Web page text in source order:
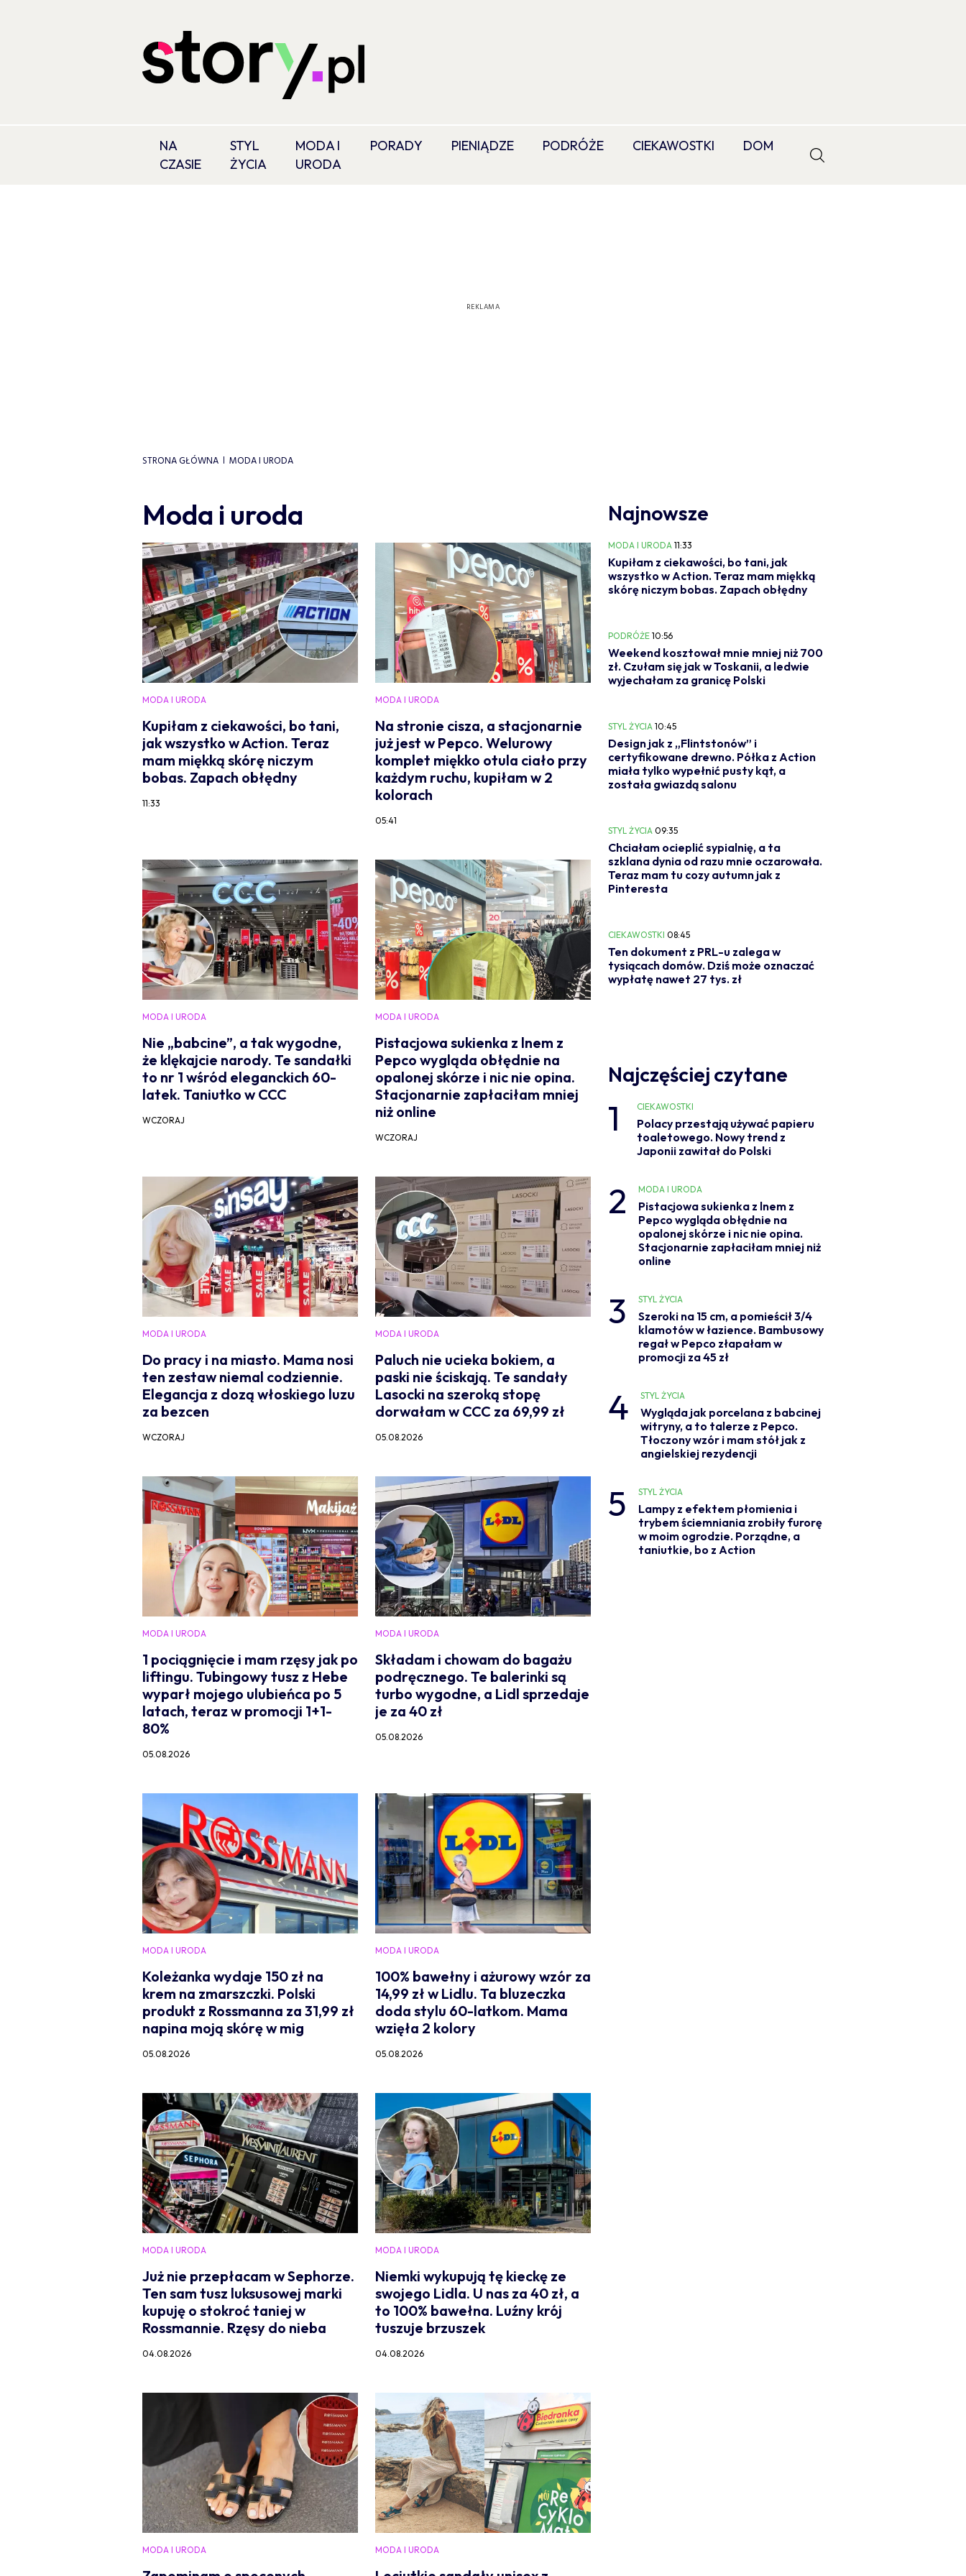
NA
CZASIE
STYL
ŻYCIA
MODA I
URODA
PORADY PIENIĄDZE PODRÓŻE CIEKAWOSTKI DOM
STRONA GŁÓWNA MODA I URODA
Moda i uroda
MODA I URODA
Kupiłam z ciekawości, bo tani,
jak wszystko w Action. Teraz
mam miękką skórę niczym
bobas. Zapach obłędny
11:33
MODA I URODA
Na stronie cisza, a stacjonarnie
już jest w Pepco. Welurowy
komplet miękko otula ciało przy
każdym ruchu, kupiłam w 2
kolorach
05:41
MODA I URODA
Nie „babcine”, a tak wygodne,
że klękajcie narody. Te sandałki
to nr 1 wśród eleganckich 60-
latek. Taniutko w CCC
WCZORAJ
MODA I URODA
Pistacjowa sukienka z lnem z
Pepco wygląda obłędnie na
opalonej skórze i nic nie opina.
Stacjonarnie zapłaciłam mniej
niż online
WCZORAJ
MODA I URODA
Do pracy i na miasto. Mama nosi
ten zestaw niemal codziennie.
Elegancja z dozą włoskiego luzu
za bezcen
WCZORAJ
MODA I URODA
Paluch nie ucieka bokiem, a
paski nie ściskają. Te sandały
Lasocki na szeroką stopę
dorwałam w CCC za 69,99 zł
05.08.2026
MODA I URODA
1 pociągnięcie i mam rzęsy jak po
liftingu. Tubingowy tusz z Hebe
wyparł mojego ulubieńca po 5
latach, teraz w promocji 1+1-
80%
05.08.2026
MODA I URODA
Składam i chowam do bagażu
podręcznego. Te balerinki są
turbo wygodne, a Lidl sprzedaje
je za 40 zł
05.08.2026
MODA I URODA
Koleżanka wydaje 150 zł na
krem na zmarszczki. Polski
produkt z Rossmanna za 31,99 zł
napina moją skórę w mig
05.08.2026
MODA I URODA
100% bawełny i ażurowy wzór za
14,99 zł w Lidlu. Ta bluzeczka
doda stylu 60-latkom. Mama
wzięła 2 kolory
05.08.2026
MODA I URODA
Już nie przepłacam w Sephorze.
Ten sam tusz luksusowej marki
kupuję o stokroć taniej w
Rossmannie. Rzęsy do nieba
04.08.2026
MODA I URODA
Niemki wykupują tę kieckę ze
swojego Lidla. U nas za 40 zł, a
to 100% bawełna. Luźny krój
tuszuje brzuszek
04.08.2026
MODA I URODA MODA I URODA
Najnowsze
MODA I URODA 11:33
Kupiłam z ciekawości, bo tani, jak
wszystko w Action. Teraz mam miękką
skórę niczym bobas. Zapach obłędny
PODRÓŻE 10:56
Weekend kosztował mnie mniej niż 700
zł. Czułam się jak w Toskanii, a ledwie
wyjechałam za granicę Polski
STYL ŻYCIA 10:45
Design jak z „Flintstonów” i
certyfikowane drewno. Półka z Action
miała tylko wypełnić pusty kąt, a
została gwiazdą salonu
STYL ŻYCIA 09:35
Chciałam ocieplić sypialnię, a ta
szklana dynia od razu mnie oczarowała.
Teraz mam tu cozy autumn jak z
Pinteresta
CIEKAWOSTKI 08:45
Ten dokument z PRL-u zalega w
tysiącach domów. Dziś może oznaczać
wypłatę nawet 27 tys. zł
Najczęściej czytane
1 CIEKAWOSTKI
Polacy przestają używać papieru
toaletowego. Nowy trend z
Japonii zawitał do Polski
2 MODA I URODA
Pistacjowa sukienka z lnem z
Pepco wygląda obłędnie na
opalonej skórze i nic nie opina.
Stacjonarnie zapłaciłam mniej niż
online
3 STYL ŻYCIA
Szeroki na 15 cm, a pomieścił 3/4
klamotów w łazience. Bambusowy
regał w Pepco złapałam w
promocji za 45 zł
4 STYL ŻYCIA
Wygląda jak porcelana z babcinej
witryny, a to talerze z Pepco.
Tłoczony wzór i mam stół jak z
angielskiej rezydencji
5 STYL ŻYCIA
Lampy z efektem płomienia i
trybem ściemniania zrobiły furorę
w moim ogrodzie. Porządne, a
taniutkie, bo z Action